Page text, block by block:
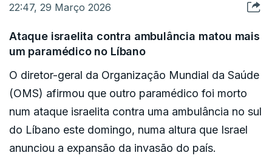
22:47, 29 Março 2026
Ataque israelita contra ambulância matou mais
um paramédico no Líbano
O diretor-geral da Organização Mundial da Saúde
(OMS) afirmou que outro paramédico foi morto
num ataque israelita contra uma ambulância no sul
do Líbano este domingo, numa altura que Israel
anunciou a expansão da invasão do país.